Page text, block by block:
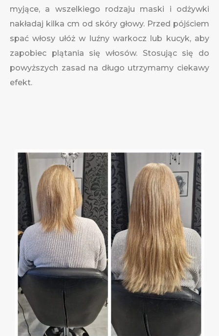
myjące, a wszelkiego rodzaju maski i odżywki
nakładaj kilka cm od skóry głowy. Przed pójściem
spać włosy ułóż w luźny warkocz lub kucyk, aby
zapobiec plątania się włosów. Stosując się do
powyższych zasad na długo utrzymamy ciekawy
efekt.